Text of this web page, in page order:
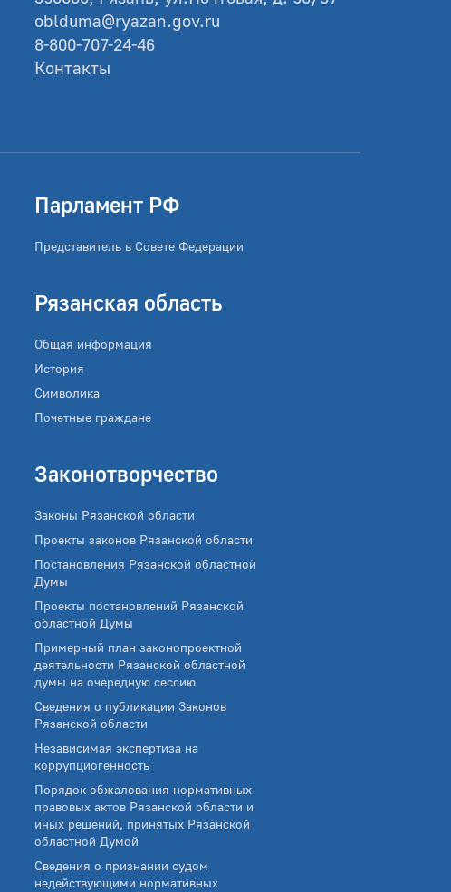
oblduma@ryazan.gov.ru
8-800-707-24-46
Контакты
Парламент РФ
Представитель в Совете Федерации
Рязанская область
Общая информация
История
Символика
Почетные граждане
Законотворчество
Законы Рязанской области
Проекты законов Рязанской области
Постановления Рязанской областной
Думы
Проекты постановлений Рязанской
областной Думы
Примерный план законопроектной
деятельности Рязанской областной
думы на очередную сессию
Сведения о публикации Законов
Рязанской области
Независимая экспертиза на
коррупциогенность
Порядок обжалования нормативных
правовых актов Рязанской области и
иных решений, принятых Рязанской
областной Думой
Сведения о признании судом
недействующими нормативных